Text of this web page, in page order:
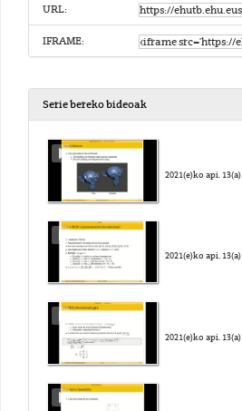
URL:
IFRAME:
Serie bereko bideoak
2021(e)ko api. 13(a)
2021(e)ko api. 13(a)
2021(e)ko api. 13(a)